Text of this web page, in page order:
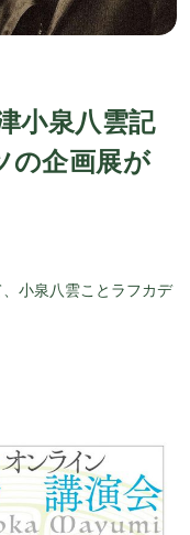
小泉八雲記
の企画展が
小泉八雲ことラフカデ